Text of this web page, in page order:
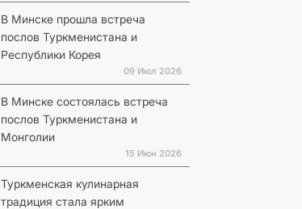
В Минске прошла встреча
послов Туркменистана и
Республики Корея
09 Июл 2026
В Минске состоялась встреча
послов Туркменистана и
Монголии
15 Июн 2026
Туркменская кулинарная
традиция стала ярким